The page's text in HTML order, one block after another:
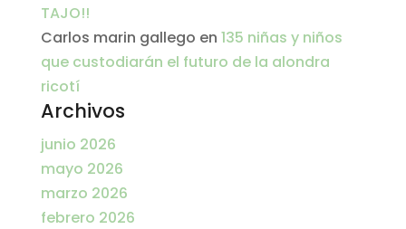
TAJO!!
Carlos marin gallego en 135 niñas y niños
que custodiarán el futuro de la alondra
ricotí
Archivos
junio 2026
mayo 2026
marzo 2026
febrero 2026